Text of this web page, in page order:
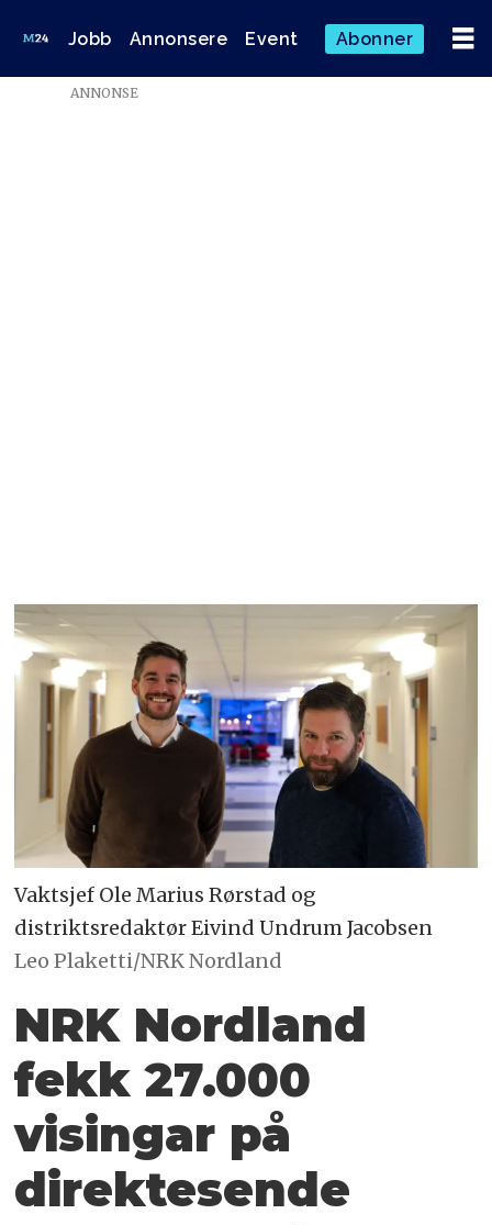
Jobb Annonsere Event Abonner
ANNONSE
Vaktsjef Ole Marius Rørstad og
distriktsredaktør Eivind Undrum Jacobsen
Leo Plaketti/NRK Nordland
NRK Nordland
fekk 27.000
visingar på
direktesende